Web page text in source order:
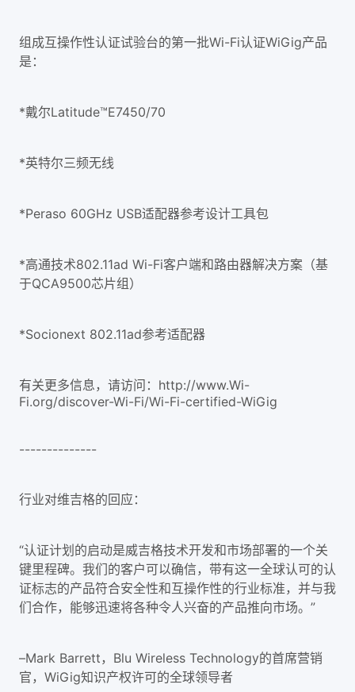
组成互操作性认证试验台的第一批Wi-Fi认证WiGig产品
是：
*戴尔Latitude™E7450/70
*英特尔三频无线
*Peraso 60GHz USB适配器参考设计工具包
*高通技术802.11ad Wi-Fi客户端和路由器解决方案（基
于QCA9500芯片组）
*Socionext 802.11ad参考适配器
有关更多信息，请访问：http://www.Wi-
Fi.org/discover-Wi-Fi/Wi-Fi-certified-WiGig
--------------
行业对维吉格的回应：
“认证计划的启动是威吉格技术开发和市场部署的一个关
键里程碑。我们的客户可以确信，带有这一全球认可的认
证标志的产品符合安全性和互操作性的行业标准，并与我
们合作，能够迅速将各种令人兴奋的产品推向市场。”
–Mark Barrett，Blu Wireless Technology的首席营销
官，WiGig知识产权许可的全球领导者